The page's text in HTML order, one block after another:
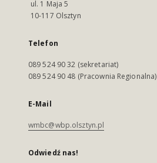
ul. 1 Maja 5
10-117 Olsztyn
Telefon
089 524 90 32 (sekretariat)
089 524 90 48 (Pracownia Regionalna)
E-Mail
wmbc@wbp.olsztyn.pl
Odwiedź nas!